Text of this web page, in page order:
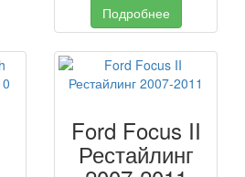
Подробнее
Ford Focus II
Рестайлинг